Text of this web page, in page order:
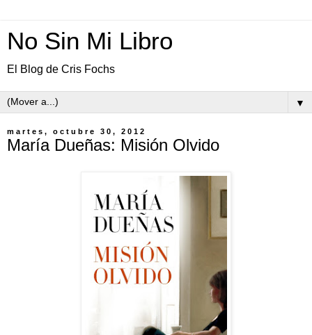
No Sin Mi Libro
El Blog de Cris Fochs
▼
martes, octubre 30, 2012
María Dueñas: Misión Olvido